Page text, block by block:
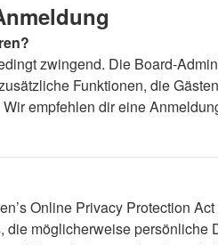
zwingend. Die Board-
Funktionen, die
empfehlen dir eine
Online Privacy Protection
die möglicherweise